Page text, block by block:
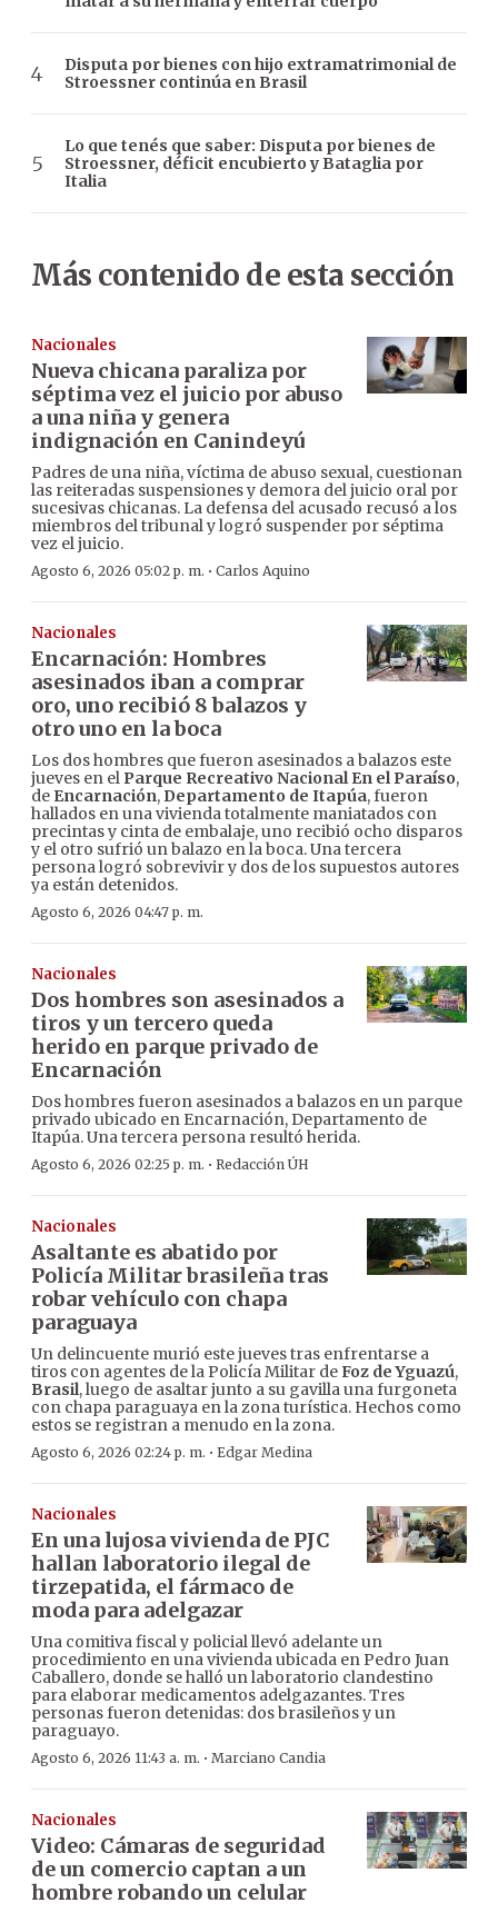
Disputa por bienes con hijo extramatrimonial de
Stroessner continúa en Brasil
Lo que tenés que saber: Disputa por bienes de
Stroessner, déficit encubierto y Bataglia por
Italia
Más contenido de esta sección
Nacionales
Nueva chicana paraliza por
séptima vez el juicio por abuso
a una niña y genera
indignación en Canindeyú
Padres de una niña, víctima de abuso sexual, cuestionan
las reiteradas suspensiones y demora del juicio oral por
sucesivas chicanas. La defensa del acusado recusó a los
miembros del tribunal y logró suspender por séptima
vez el juicio.
Agosto 6, 2026 05:02 p. m. · Carlos Aquino
Nacionales
Encarnación: Hombres
asesinados iban a comprar
oro, uno recibió 8 balazos y
otro uno en la boca
Los dos hombres que fueron asesinados a balazos este
jueves en el Parque Recreativo Nacional En el Paraíso,
de Encarnación, Departamento de Itapúa, fueron
hallados en una vivienda totalmente maniatados con
precintas y cinta de embalaje, uno recibió ocho disparos
y el otro sufrió un balazo en la boca. Una tercera
persona logró sobrevivir y dos de los supuestos autores
ya están detenidos.
Agosto 6, 2026 04:47 p. m.
Nacionales
Dos hombres son asesinados a
tiros y un tercero queda
herido en parque privado de
Encarnación
Dos hombres fueron asesinados a balazos en un parque
privado ubicado en Encarnación, Departamento de
Itapúa. Una tercera persona resultó herida.
Agosto 6, 2026 02:25 p. m. · Redacción ÚH
Nacionales
Asaltante es abatido por
Policía Militar brasileña tras
robar vehículo con chapa
paraguaya
Un delincuente murió este jueves tras enfrentarse a
tiros con agentes de la Policía Militar deFoz de Yguazú,
Brasil, luego de asaltar junto a su gavilla una furgoneta
con chapa paraguaya en la zona turística. Hechos como
estos se registran a menudo en la zona.
Agosto 6, 2026 02:24 p. m. · Edgar Medina
Nacionales
En una lujosa vivienda de PJC
hallan laboratorio ilegal de
tirzepatida, el fármaco de
moda para adelgazar
Una comitiva fiscal y policial llevó adelante un
procedimiento en una vivienda ubicada en Pedro Juan
Caballero, donde se halló un laboratorio clandestino
para elaborar medicamentos adelgazantes. Tres
personas fueron detenidas: dos brasileños y un
paraguayo.
Agosto 6, 2026 11:43 a. m. · Marciano Candia
Nacionales
Video: Cámaras de seguridad
de un comercio captan a un
hombre robando un celular